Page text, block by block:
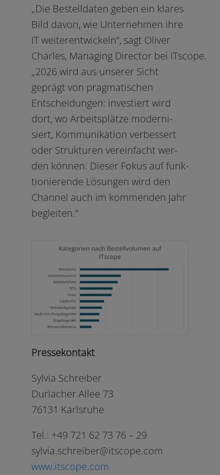
„Die Bestelldaten geben ein kla­res
Bild davon, wie Unternehmen ihre
IT wei­ter­ent­wi­ckeln“, sagt Oliver
Charles, Managing Director bei ITscope.
„2026 wird aus unse­rer Sicht
geprägt von prag­ma­ti­schen
Entscheidungen: inves­tiert wird
dort, wo Arbeitsplätze moder­ni­
siert, Kommunikation ver­bes­sert
oder Strukturen ver­ein­facht wer­
den kön­nen. Dieser Fokus auf funk­
tio­nie­ren­de Lösungen wird den
Channel auch im kom­men­den Jahr
begleiten.“
Pressekontakt
Sylvia Schreiber
Durlacher Allee 73
76131 Karlsruhe
Tel.: +49 721 62 73 76 – 29
sylvia.schreiber@itscope.com
www​.itscope​.com